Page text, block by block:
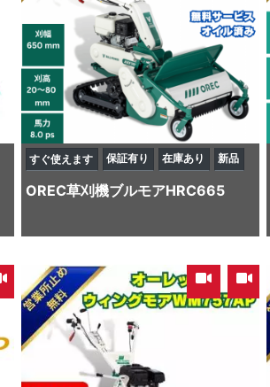
すぐ使えます 保証有り 在庫あり 新品
OREC草刈機ブルモアHRC665